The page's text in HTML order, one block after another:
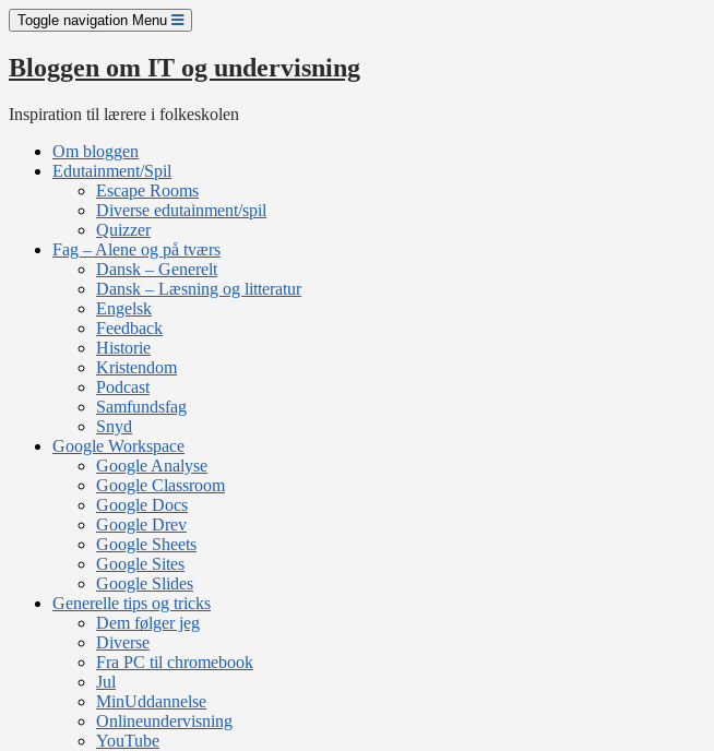
Skip
to
content
Toggle navigation Menu
Bloggen om IT og undervisning
Inspiration til lærere i folkeskolen
Om bloggen
Edutainment/Spil
Escape Rooms
Diverse edutainment/spil
Quizzer
Fag – Alene og på tværs
Dansk – Generelt
Dansk – Læsning og litteratur
Engelsk
Feedback
Historie
Kristendom
Podcast
Samfundsfag
Snyd
Google Workspace
Google Analyse
Google Classroom
Google Docs
Google Drev
Google Sheets
Google Sites
Google Slides
Generelle tips og tricks
Dem følger jeg
Diverse
Fra PC til chromebook
Jul
MinUddannelse
Onlineundervisning
YouTube